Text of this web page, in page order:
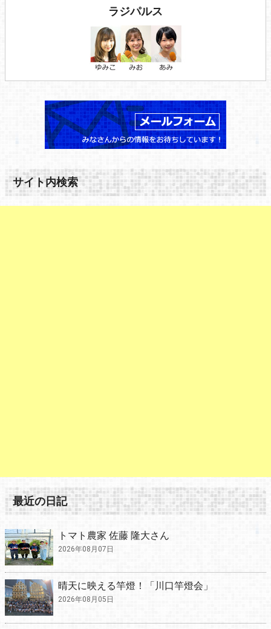
ラジパルス
サイト内検索
最近の日記
トマト農家 佐藤 隆大さん
2026年08月07日
晴天に映える竿燈！「川口竿燈会」
2026年08月05日